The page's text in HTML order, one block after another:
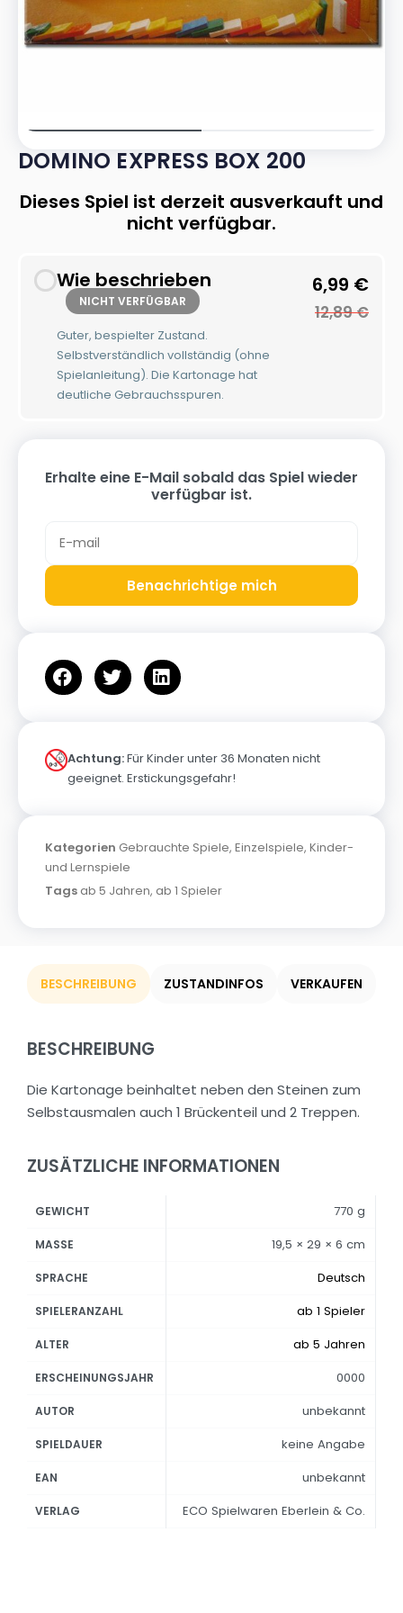
DOMINO EXPRESS BOX 200
Dieses Spiel ist derzeit ausverkauft und
nicht verfügbar.
Wie beschrieben
NICHT VERFÜGBAR
Guter, bespielter Zustand.
Selbstverständlich vollständig (ohne
Spielanleitung). Die Kartonage hat
deutliche Gebrauchsspuren.
6,99 €
12,89€
Erhalte eine E-Mail sobald das Spiel wieder
verfügbar ist.
Benachrichtige mich
Achtung:Für Kinder unter 36 Monaten nicht
geeignet. Erstickungsgefahr!
Kategorien Gebrauchte Spiele, Einzelspiele, Kinder-
und Lernspiele
Tags ab 5 Jahren, ab 1 Spieler
BESCHREIBUNG ZUSTANDINFOS VERKAUFEN
BESCHREIBUNG
Die Kartonage beinhaltet neben den Steinen zum
Selbstausmalen auch 1 Brückenteil und 2 Treppen.
ZUSÄTZLICHE INFORMATIONEN
GEWICHT 770 g
MASSE 19,5 × 29 × 6 cm
SPRACHE Deutsch
SPIELERANZAHL ab 1 Spieler
ALTER ab 5 Jahren
ERSCHEINUNGSJAHR 0000
AUTOR unbekannt
SPIELDAUER keine Angabe
EAN unbekannt
VERLAG ECO Spielwaren Eberlein & Co.